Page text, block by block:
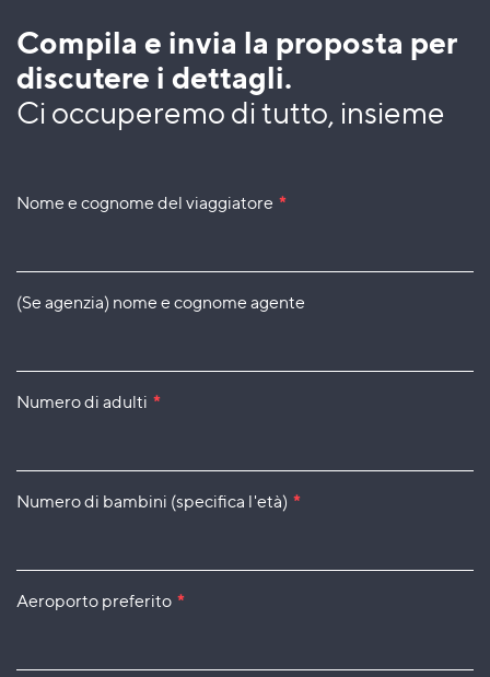
Compila e invia la proposta per
discutere i dettagli.
Ci occuperemo di tutto, insieme
Nome e cognome del viaggiatore *
(Se agenzia) nome e cognome agente
Numero di adulti *
Numero di bambini (specifica l'età) *
Aeroporto preferito *